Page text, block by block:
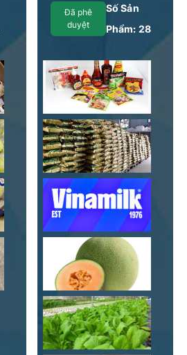
NC2 tại Dự án KĐT mới
Cầu Bươu, Phường
Thanh Liệt, Thành phố
Đã phê
duyệt
Số Sản
Phẩm: 28